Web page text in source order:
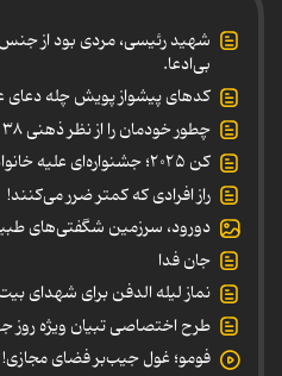
شهید رئیسی، مردی بود از جنس
بی‌ادعا.
کدهای پیشواز پویش چله دعای
چطور خودمان را از نظر ذهنی ۳۸ برابر قوی‌تر کنیم؟
کن ۲۰۲۵؛ جشنواره‌ای علیه خانواده
راز افرادی که کمتر ضرر می‌کنند!
دورود، سرزمین شگفتی‌های
جان فدا
نماز لیله الدفن برای شهدای
طرح اختصاصی تبیان ویژه روز
فومو؛ غول جیب‌بر فضای مجازی!